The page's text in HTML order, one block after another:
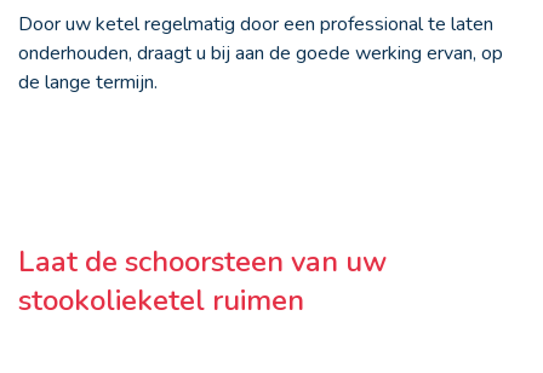
Door uw ketel regelmatig door een professional te laten
onderhouden, draagt u bij aan de goede werking ervan, op
de lange termijn.
Laat de schoorsteen van uw
stookolieketel ruimen